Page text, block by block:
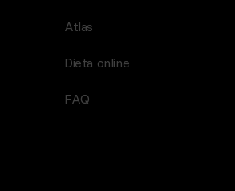
Atlas
Dieta online
FAQ